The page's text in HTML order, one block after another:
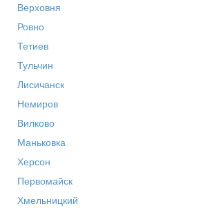
Верховня
Ровно
Тетиев
Тульчин
Лисичанск
Немиров
Вилково
Маньковка
Херсон
Первомайск
Хмельницкий